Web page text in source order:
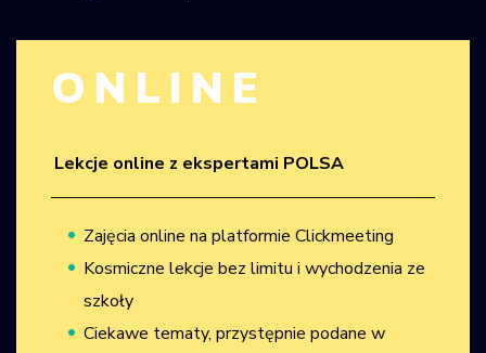
ONLINE
Lekcje online z ekspertami POLSA
Zajęcia online na platformie Clickmeeting
Kosmiczne lekcje bez limitu i wychodzenia ze
szkoły
Ciekawe tematy, przystępnie podane w